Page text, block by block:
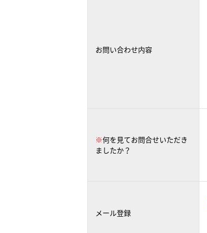
お問い合わせ内容
※何を見てお問合せいただき
ましたか？
メール登録